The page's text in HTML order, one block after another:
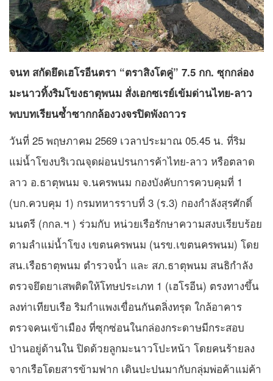
จนท สกัดยึดเฮโรอีนตรา “ตราสิงโตคู่” 7.5 กก. ซุกกล่อง
มะนาวทิ้งริมโขงธาตุพนม สั่งเอกซเรย์เข้มด่านไทย-ลาว
พบบทเรียนซ้ำซากกล้องวงจรปิดพังถาวร
วันที่ 25 พฤษภาคม 2569 เวลาประมาณ 05.45 น. ที่ริม
แม่น้ำโขงบริเวณจุดผ่อนปรนการค้าไทย-ลาว หรือตลาด
ลาว อ.ธาตุพนม จ.นครพนม กองบังคับการควบคุมที่ 1
(บก.ควบคุม 1) กรมทหารราบที่ 3 (ร.3) กองกำลังสุรศักดิ์
มนตรี (กกล.ฯ ) ร่วมกับ หน่วยเรือรักษาความสงบเรียบร้อย
ตามลำแม่น้ำโขง เขตนครพนม (นรข.เขตนครพนม) โดย
สน.เรือธาตุพนม ตำรวจน้ำ และ สภ.ธาตุพนม สนธิกำลัง
ตรวจยึดยาเสพติดให้โทษประเภท 1 (เฮโรอีน) ตรงทางขึ้น
ลงท่าเทียบเรือ ริมกำแพงเขื่อนกันตลิ่งทรุด ใกล้อาคาร
ตรวจคนเข้าเมือง ที่ซุกซ่อนในกล่องกระดาษมีกระสอบ
ป่านอยู่ด้านใน ปิดด้วยลูกมะนาวโปะหน้า โดยคนร้ายลง
จากเรือโดยสารข้ามฟาก เดินปะปนมากับกลุ่มพ่อค้าแม่ค้า